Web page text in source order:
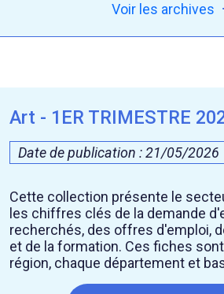
Voir les archives
Art - 1ER TRIMESTRE
Date de publication : 21/05/2026
Cette collection présente le
les chiffres clés de la demande
recherchés, des offres d'emploi,
et de la formation. Ces fiches
région, chaque département et